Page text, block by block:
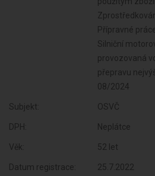
Přípravné
Silniční
provozovaná
přepravu
08/2024
Subjekt: OSVČ
DPH: Neplátce
Věk: 52 let
Datum registrace: 25.7.2022